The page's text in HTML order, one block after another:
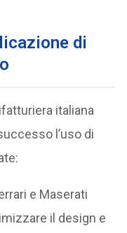
di
italiana
l’uso di
e Maserati
il design e